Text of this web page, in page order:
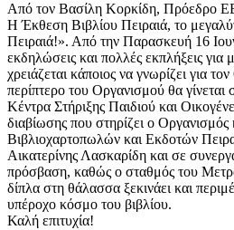
Από τον Βασίλη Κορκίδη, Πρόεδρο
Η Έκθεση Βιβλίου Πειραιά, το
Πειραιά!». Από την Παρασκευή 16
εκδηλώσεις και πολλές εκπλήξεις για
χρειάζεται κάποιος να γνωρίζει για
περίπτερο του Οργανισμού θα
Κέντρα Στήριξης Παιδιού και
διαβίωσης που στηρίζει ο
Βιβλιοχαρτοπωλών και Εκδοτών
Αικατερίνης Λασκαρίδη και σε
πρόσβαση, καθώς ο σταθμός του
δίπλα στη θάλασσα ξεκινάει και
υπέροχο κόσμο του βιβλίου.
Καλή επιτυχία!